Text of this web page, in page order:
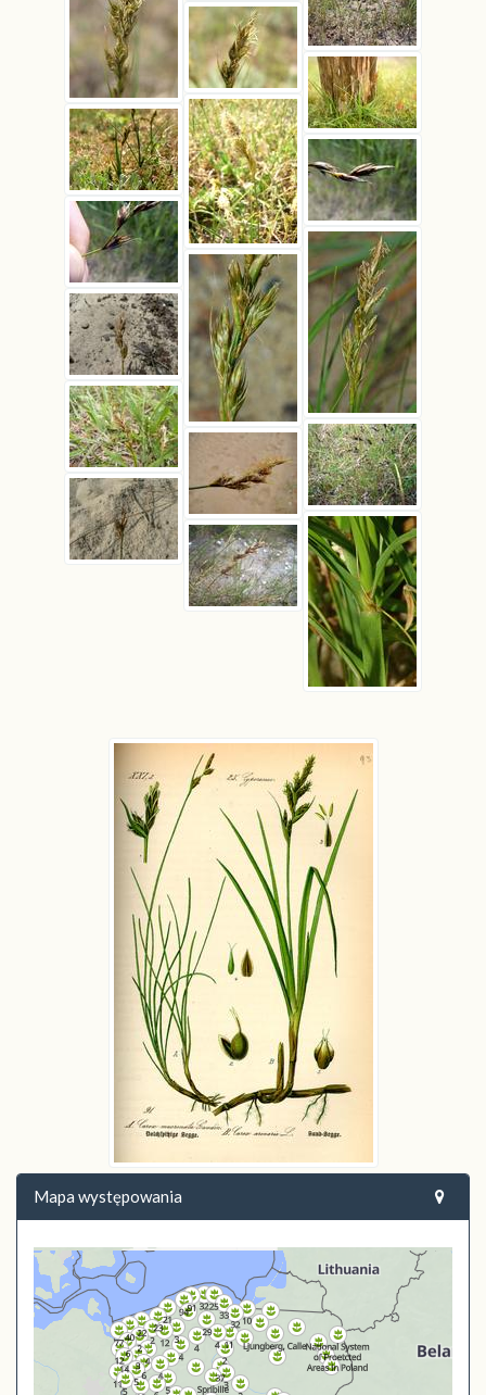
Mapa występowania